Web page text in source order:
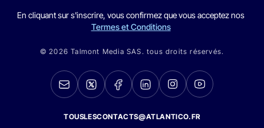
En cliquant sur s'inscrire, vous confirmez que vous acceptez nos
Termes et Conditions
© 2026 Talmont Media SAS. tous droits réservés.
TOUSLESCONTACTS@ATLANTICO.FR